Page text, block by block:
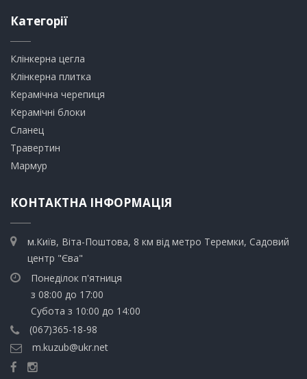
Категорії
Клінкерна цегла
​Клінкерна плитка
​Керамічна черепиця
​Керамічні блоки
​Сланец
Травертин​
​Мармур
КОНТАКТНА ІНФОРМАЦІЯ
м.Київ, Віта-Поштова, 8 км від метро Теремки, Садовий
центр "Єва"
Понеділок п'ятниця
з 08:00 до 17:00
Субота з 10:00 до 14:00
(067)365-18-98
m.kuzub@ukr.net